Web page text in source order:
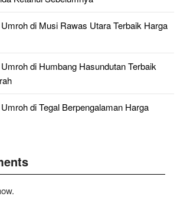
di Musi Rawas Utara Terbaik Harga
di Humbang Hasundutan Terbaik
di Tegal Berpengalaman Harga